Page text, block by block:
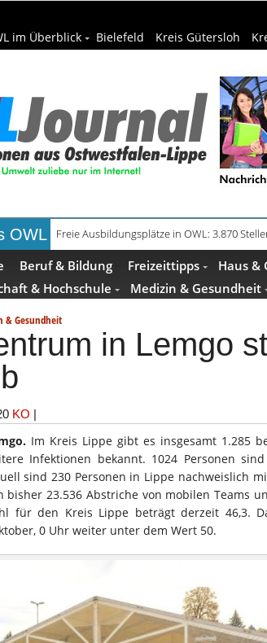
im Überblick Bielefeld Kreis Gütersloh
OWL Recyclingpapier in Küche und Bad schont
Beruf & Bildung Freizeittipps Haus &
& Hochschule
Medizin & Gesundheit
& Gesundheit
in Lemgo
KO |
Im Kreis Lippe gibt es insgesamt 1.285
Infektionen bekannt. 1024 Personen
sind 230 Personen in Lippe nachweislich
bisher 23.536 Abstriche von mobilen Teams
für den Kreis Lippe beträgt derzeit 46,3.
0 Uhr weiter unter dem Wert 50.